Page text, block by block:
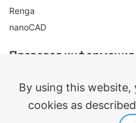
Renga
nanoCAD
Правовая информация
Политика
Согласие на обработку
By using this
cookies as